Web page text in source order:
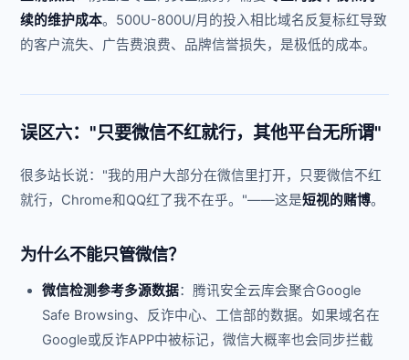
续的维护成本。500U-800U/月的投入相比域名反复标红导致
的客户流失、广告费浪费、品牌信誉损失，是极低的成本。
误区六："只要微信不红就行，其他平台无所谓"
很多站长说："我的用户大部分在微信里打开，只要微信不红
就行，Chrome和QQ红了我不在乎。"——这是短视的赌博。
为什么不能只管微信？
微信检测参考多源数据：腾讯安全云库会聚合Google
Safe Browsing、反诈中心、工信部的数据。如果域名在
Google或反诈APP中被标记，微信大概率也会同步拦截